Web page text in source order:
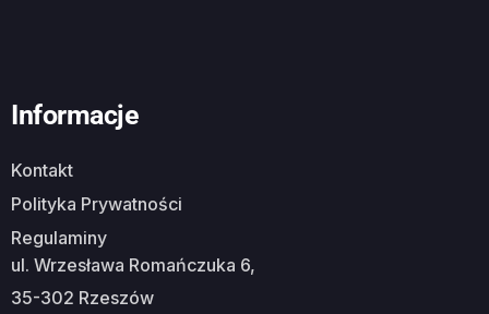
Informacje
Kontakt
Polityka Prywatności
Regulaminy
ul. Wrzesława Romańczuka 6,
35-302 Rzeszów